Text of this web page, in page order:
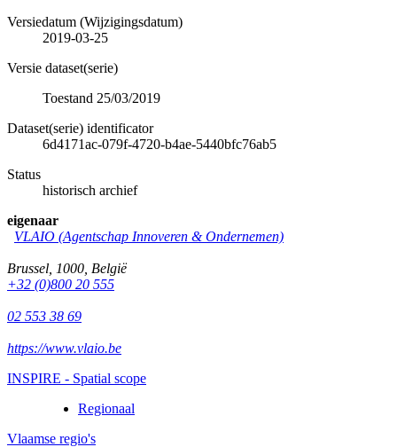
Versiedatum (Wijzigingsdatum)
2019-03-25
Versie dataset(serie)
Toestand 25/03/2019
Dataset(serie) identificator
6d4171ac-079f-4720-b4ae-5440bfc76ab5
Status
historisch archief
eigenaar
VLAIO (Agentschap Innoveren & Ondernemen)
Brussel 1000 België
+32 (0)800 20 555
02 553 38 69
https://www.vlaio.be
INSPIRE - Spatial scope
Regionaal
Vlaamse regio's